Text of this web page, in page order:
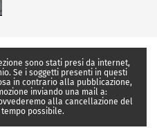
sono stati presi da internet,
Se i soggetti presenti in questi
in contrario alla pubblicazione,
inviando una mail a:
alla cancellazione del
possibile.